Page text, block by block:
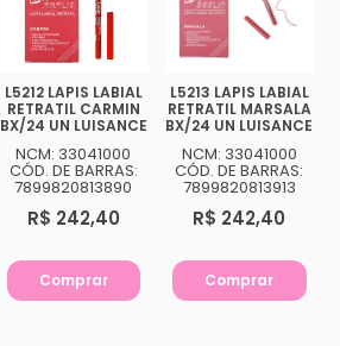
L5212 LAPIS LABIAL
RETRATIL CARMIN
BX/24 UN LUISANCE
NCM: 33041000
CÓD. DE BARRAS:
7899820813890
R$ 242,40
Comprar
L5213 LAPIS LABIAL
RETRATIL MARSALA
BX/24 UN LUISANCE
NCM: 33041000
CÓD. DE BARRAS:
7899820813913
R$ 242,40
Comprar